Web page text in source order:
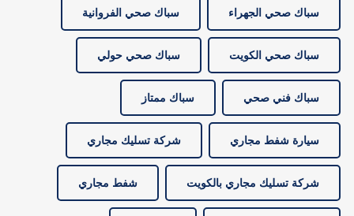
سباك صحي الجهراء سباك صحي الفروانية
سباك صحي الكويت سباك صحي حولي
سباك فني صحي سباك ممتاز
سيارة شفط مجاري شركة تسليك مجاري
شركة تسليك مجاري بالكويت شفط مجاري